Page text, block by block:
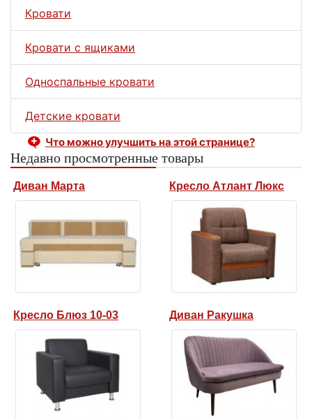
Кровати
Кровати с ящиками
Односпальные кровати
Детские кровати
Что можно улучшить на этой странице?
Недавно просмотренные товары
Диван Марта Кресло Атлант Люкс
Кресло Блюз 10-03 Диван Ракушка